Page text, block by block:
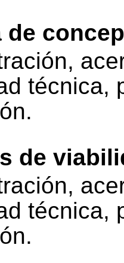
de
técnica,
de
técnica,